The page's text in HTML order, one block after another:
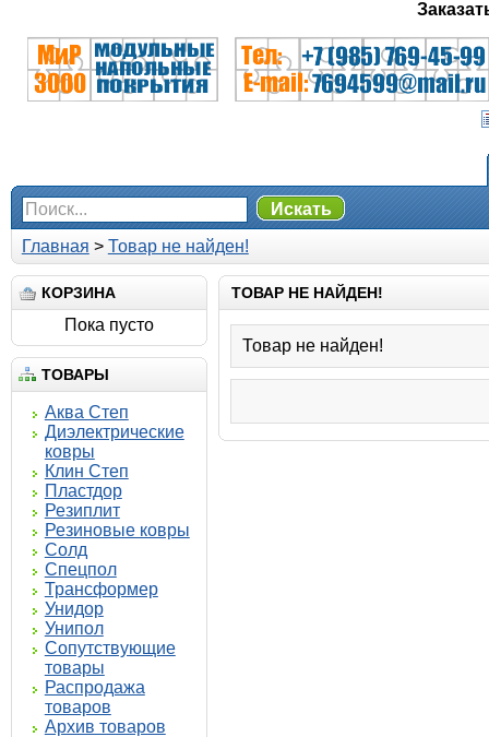
Искать
Главная > Товар не найден!
КОРЗИНА
Пока пусто
ТОВАРЫ
Аква Степ
Диэлектрические
ковры
Клин Степ
Пластдор
Резиплит
Резиновые ковры
Солд
Спецпол
Трансформер
Унидор
Унипол
Сопутствующие
товары
Распродажа
товаров
Архив товаров
ТОВАР НЕ НАЙДЕН!
Товар не найден!